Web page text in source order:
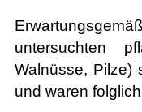
untersuchten
Walnüsse, Pilze)
und waren